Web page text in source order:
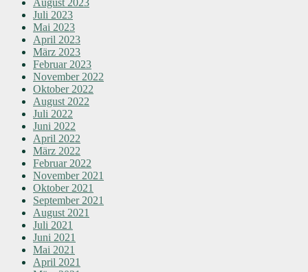
August 2023
Juli 2023
Mai 2023
April 2023
März 2023
Februar 2023
November 2022
Oktober 2022
August 2022
Juli 2022
Juni 2022
April 2022
März 2022
Februar 2022
November 2021
Oktober 2021
September 2021
August 2021
Juli 2021
Juni 2021
Mai 2021
April 2021